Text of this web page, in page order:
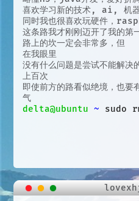
喜欢学习新的技术, ai, 机器
同时我也很喜欢玩硬件，
这条路我才刚刚迈开了我的第
路上的坎一定会非常多，但
在我眼里
没有什么问题是尝试不能解决
上百次
即使前方的路看似绝境，也要
气
delta@ubuntu
~ sudo